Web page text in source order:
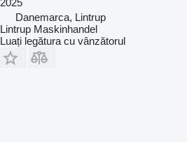
Danemarca, Lintrup
Lintrup Maskinhandel
Luați legătura cu vânzătorul